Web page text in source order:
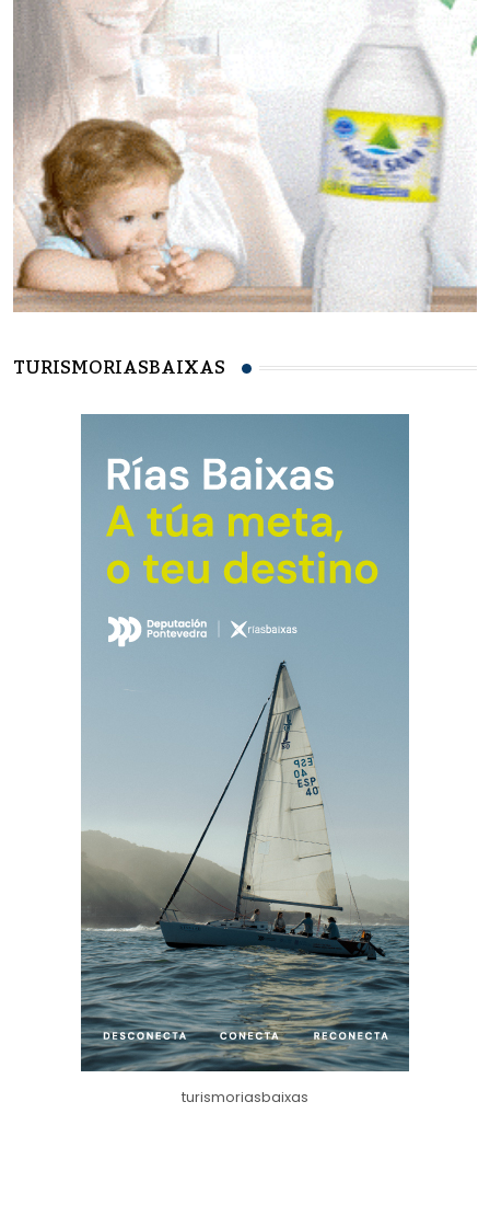
TURISMORIASBAIXAS
turismoriasbaixas